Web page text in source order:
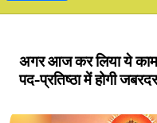
अगर आज कर लिया ये
पद-प्रतिष्ठा में होगी